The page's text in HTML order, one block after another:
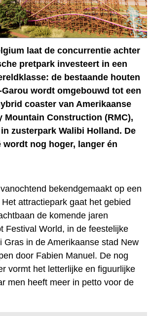
laat de concurrentie achter
pretpark investeert in een
de bestaande houten
wordt omgebouwd tot een
coaster van Amerikaanse
Mountain Construction (RMC),
zusterpark Walibi Holland. De
nog hoger, langer én
bekendgemaakt op een
attractiepark gaat het gebied
de komende jaren
Festival World, in de feestelijke
Gras in de Amerikaanse stad New
door Fabien Manuel. De nog
vormt het letterlijke en figuurlijke
men heeft meer in petto voor de